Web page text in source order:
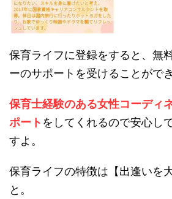
保育ライフに登録をすると、無
ーのサポートを受けることができ
保育士経験のある女性コーディ
ポート をしてくれるので安心し
すよ。
保育ライフの特徴は【出逢いを
と。